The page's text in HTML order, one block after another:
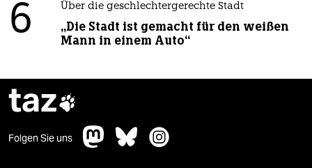
6 Über die geschlechtergerechte Stadt
„Die Stadt ist gemacht für den weißen
Mann in einem Auto“
taz
Folgen Sie uns